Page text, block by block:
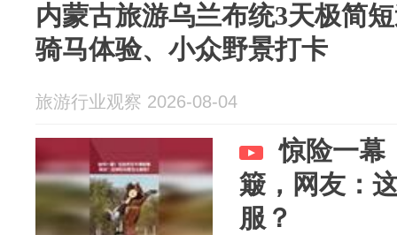
内蒙古旅游乌兰布统3天极简
骑马体验、小众野景打卡
旅游行业观察 2026-08-04
惊险一幕
簸，网友：
服？